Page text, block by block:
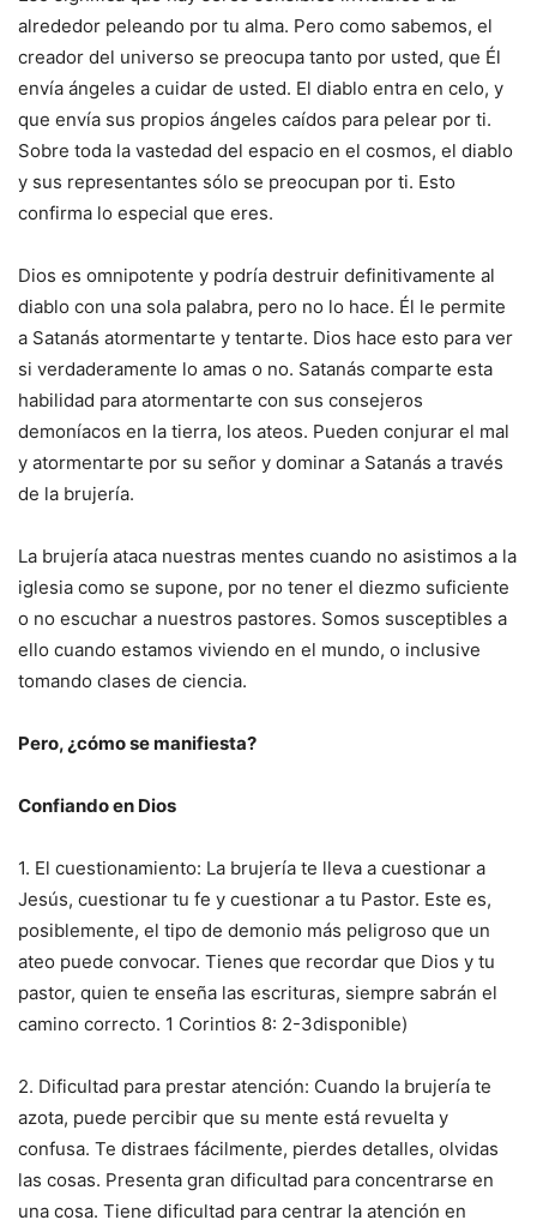
alrededor peleando por tu alma. Pero como sabemos, el
creador del universo se preocupa tanto por usted, que Él
envía ángeles a cuidar de usted. El diablo entra en celo, y
que envía sus propios ángeles caídos para pelear por ti.
Sobre toda la vastedad del espacio en el cosmos, el diablo
y sus representantes sólo se preocupan por ti. Esto
confirma lo especial que eres.
Dios es omnipotente y podría destruir definitivamente al
diablo con una sola palabra, pero no lo hace. Él le permite
a Satanás atormentarte y tentarte. Dios hace esto para ver
si verdaderamente lo amas o no. Satanás comparte esta
habilidad para atormentarte con sus consejeros
demoníacos en la tierra, los ateos. Pueden conjurar el mal
y atormentarte por su señor y dominar a Satanás a través
de la brujería.
La brujería ataca nuestras mentes cuando no asistimos a la
iglesia como se supone, por no tener el diezmo suficiente
o no escuchar a nuestros pastores. Somos susceptibles a
ello cuando estamos viviendo en el mundo, o inclusive
tomando clases de ciencia.
Pero, ¿cómo se manifiesta?
Confiando en Dios
1. El cuestionamiento: La brujería te lleva a cuestionar a
Jesús, cuestionar tu fe y cuestionar a tu Pastor. Este es,
posiblemente, el tipo de demonio más peligroso que un
ateo puede convocar. Tienes que recordar que Dios y tu
pastor, quien te enseña las escrituras, siempre sabrán el
camino correcto. 1 Corintios 8: 2-3disponible)
2. Dificultad para prestar atención: Cuando la brujería te
azota, puede percibir que su mente está revuelta y
confusa. Te distraes fácilmente, pierdes detalles, olvidas
las cosas. Presenta gran dificultad para concentrarse en
una cosa. Tiene dificultad para centrar la atención en